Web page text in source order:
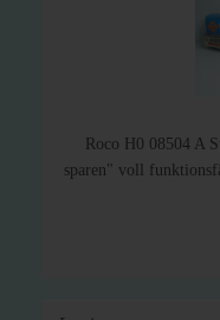
Roco H0 08504 A
sparen" voll